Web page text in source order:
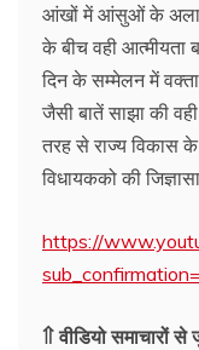
आंखों में आंसुओं के
के बीच वही आत्मीयता
दिन के सम्मेलन में
जैसी बातें साझा की
तरह से राज्य विकास के
विधायकको की
https://
⇑ वीडियो समाचारों